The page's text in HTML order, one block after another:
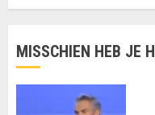
MISSCHIEN HEB JE